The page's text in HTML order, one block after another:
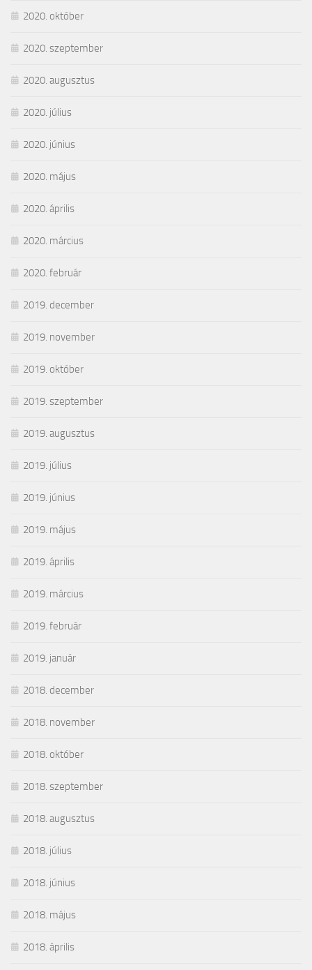
2020. október
2020. szeptember
2020. augusztus
2020. július
2020. június
2020. május
2020. április
2020. március
2020. február
2019. december
2019. november
2019. október
2019. szeptember
2019. augusztus
2019. július
2019. június
2019. május
2019. április
2019. március
2019. február
2019. január
2018. december
2018. november
2018. október
2018. szeptember
2018. augusztus
2018. július
2018. június
2018. május
2018. április